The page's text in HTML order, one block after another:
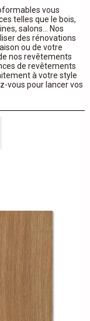
vous
telles que le bois,
salons... Nos
des rénovations
ou de votre
nos revêtements
de revêtements
à votre style
vous pour lancer vos